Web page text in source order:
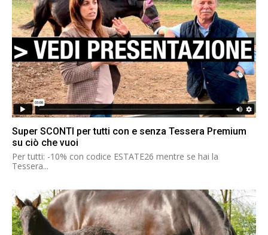
Super SCONTI per tutti con e senza Tessera Premium
su ciò che vuoi
Per tutti: -10% con codice ESTATE26 mentre se hai la
Tessera...